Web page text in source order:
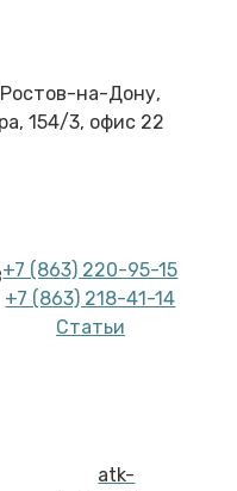
на-Дону,
154/3, офис 22
+7 (863) 220-95-15
+7 (863) 218-41-14
Статьи
atk-